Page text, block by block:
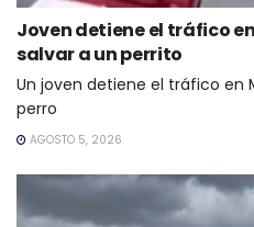
Joven detiene el tráfico
salvar a un perrito
Un joven detiene el tráfico en
perro
AGOSTO 5, 2026